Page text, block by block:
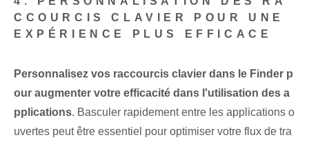
CCOURCIS CLAVIER POUR UNE
EXPÉRIENCE PLUS EFFICACE
Personnalisez vos raccourcis clavier dans le Finder p
our augmenter votre efficacité dans l'utilisation des a
pplications. Basculer rapidement entre les applications o
uvertes peut être essentiel pour optimiser votre flux de tra